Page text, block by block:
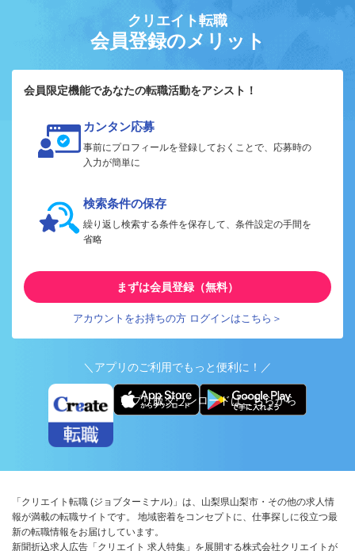
クリエイト転職
会員登録のメリット
会員限定機能であなたの転職活動をアシスト！
カンタン応募
事前にプロフィールを登録しておくことで、応募時の
入力が簡単に
検索条件の保存
繰り返し検索する条件を保存して、条件設定の手間を
省略
まずは会員登録（無料）
アカウントをお持ちの方 ログインはこちら＞
＼アプリのご利用でもっと便利に！／
アプリ版ダウンロードはこちらから
「クリエイト転職 (ジョブターミナル)」は、山梨県山梨市・その他の求人情
報が満載の転職サイトです。 地域密着をコンセプトに、仕事探しに役立つ最
新の転職情報をお届けしています。
新聞折込求人広告「クリエイト 求人特集」を展開する株式会社クリエイトが